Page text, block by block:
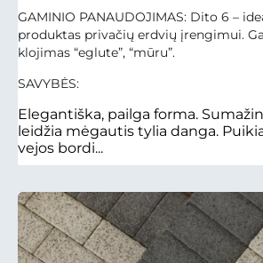
GAMINIO PANAUDOJIMAS: Dito 6 –
produktas privačių erdvių įrengimui.
klojimas “eglute”, “mūru”.
SAVYBĖS:
Elegantiška, pailga forma.
leidžia mėgautis tylia danga.
vejos bordi...